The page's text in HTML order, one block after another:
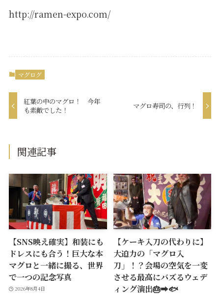
http://ramen-expo.com/
マグログ
紅葉の中のマグロ！ 今年
も素敵でした！
マグロ寿司の、行列！
関連記事
【SNS映え確実】和装にも
ドレスにも合う！巨大な本
マグロと一緒に撮る、世界
で一つの記念写真
2026年8月4日
【ケーキ入刀の代わりに】
大迫力の「マグロ入
刀」！？会場の空気を一変
させる最高にバズるウェデ
ィング演出🎂➡️🐟